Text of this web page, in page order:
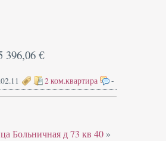
396,06 €
2 ком.квартира -
Больничная д 73 кв 40 »